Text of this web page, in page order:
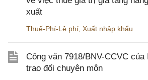
xuất
Thuế-Phí-Lệ phí Xuất nhập khẩu
Công văn 7918/BNV-CCVC
trao đổi chuyên môn